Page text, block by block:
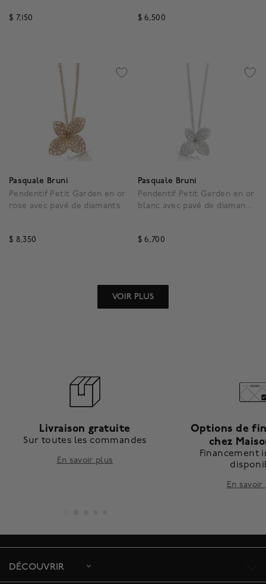
$ 7,150
$ 6,500
Pasquale Bruni
Pendentif Petit Garden en or
rose avec pavé de diamants
$ 8,350
Pasquale Bruni
Pendentif Petit Garden en or
blanc avec pavé de diamants,
$ 6,700
VOIR PLUS
Livraison gratuite
Sur toutes les commandes
En savoir plus
Options de
chez
Financement
En
DÉCOUVRIR